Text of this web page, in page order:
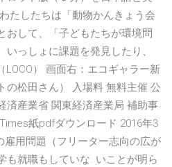
たしたちは「動物かんきょう会
おして、「子どもたちが環境問
っしょに課題を発見したり、
LOCO） 画面右：エコギャラー新
の松田さん） 入場料 無料主催 公
済産業省 関東経済産業局 補助事
紙pdfダウンロード 2016年3
雇用問題（フリーター志向の広が
も就職もしていな. いことが明ら